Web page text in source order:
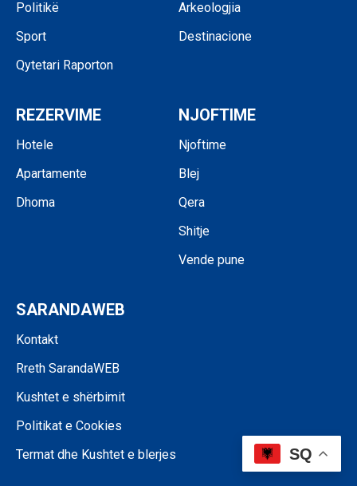
Politikë
Sport
Qytetari Raporton
Arkeologjia
Destinacione
REZERVIME
Hotele
Apartamente
Dhoma
NJOFTIME
Njoftime
Blej
Qera
Shitje
Vende pune
SARANDAWEB
Kontakt
Rreth SarandaWEB
Kushtet e shërbimit
Politikat e Cookies
Termat dhe Kushtet e blerjes
SQ